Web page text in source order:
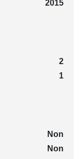
2015
2
1
Non
Non